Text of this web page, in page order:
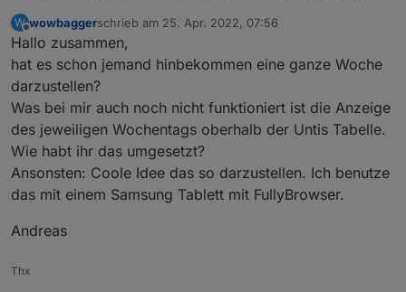
...
noch ein Fehler in der Doku aufgefallen
Das passt schon so.
Wenn im Schoolsecret ein "-" steht wird dies 1:1
so übernommen.
Sollte ein "+" im Schoolsecret stehen sollte
muss das "+" durch ein Leerzeichen " " ersetzt
werden.
W
Offline
wowbaggerschrieb am 25. Apr. 2022, 07:56
zuletzt editiert von
Hallo zusammen,
hat es schon jemand hinbekommen eine ganze Woche
darzustellen?
Was bei mir auch noch nicht funktioniert ist die Anzeige
des jeweiligen Wochentags oberhalb der Untis Tabelle.
Wie habt ihr das umgesetzt?
Ansonsten: Coole Idee das so darzustellen. Ich benutze
das mit einem Samsung Tablett mit FullyBrowser.
Andreas
Thx